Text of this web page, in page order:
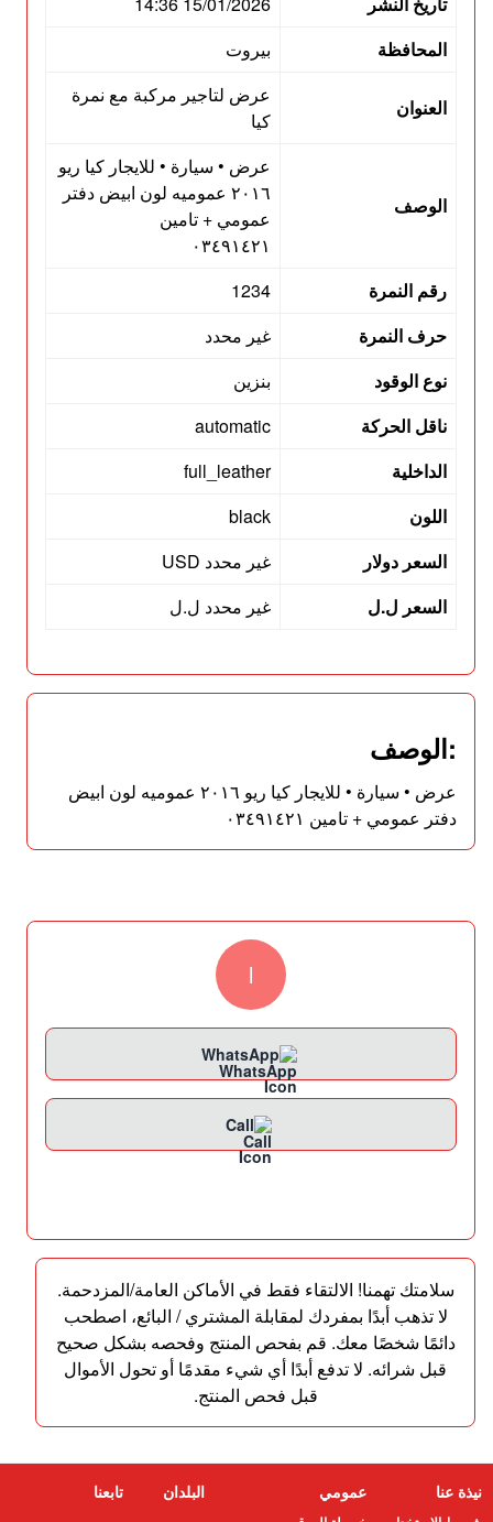
المحافظة
بيروت
العنوان
عرض لتاجير مركبة مع نمرة
كيا
الوصف
عرض • سيارة • للايجار كيا ريو
٢٠١٦ عموميه لون ابيض دفتر
عمومي + تامين
٠٣٤٩١٤٢١
رقم النمرة
1234
حرف النمرة
غير محدد
نوع الوقود
بنزين
ناقل الحركة
automatic
الداخلية
full_leather
اللون
black
السعر دولار
غير محدد USD
السعر ل.ل
غير محدد ل.ل
:الوصف
عرض • سيارة • للايجار كيا ريو ٢٠١٦ عموميه لون ابيض
دفتر عمومي + تامين ٠٣٤٩١٤٢١
l
WhatsApp
Call
سلامتك تهمنا! الالتقاء فقط في الأماكن العامة/المزدحمة.
لا تذهب أبدًا بمفردك لمقابلة المشتري / البائع، اصطحب
دائمًا شخصًا معك. قم بفحص المنتج وفحصه بشكل صحيح
قبل شرائه. لا تدفع أبدًا أي شيء مقدمًا أو تحول الأموال
قبل فحص المنتج.
نيذة عنا عمومي البلدان تابعنا